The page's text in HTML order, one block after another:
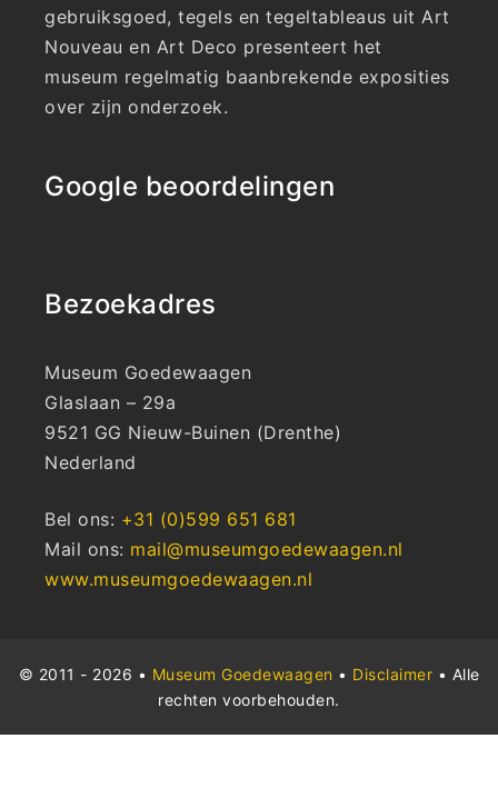
gebruiksgoed, tegels en tegeltableaus uit Art
Nouveau en Art Deco presenteert het
museum regelmatig baanbrekende exposities
over zijn onderzoek.
Google beoordelingen
Bezoekadres
Museum Goedewaagen
Glaslaan – 29a
9521 GG Nieuw-Buinen (Drenthe)
Nederland
Bel ons: +31 (0)599 651 681
Mail ons: mail@museumgoedewaagen.nl
www.museumgoedewaagen.nl
© 2011 - 2026 • Museum Goedewaagen • Disclaimer • Alle
rechten voorbehouden.